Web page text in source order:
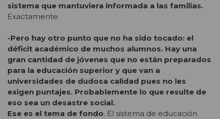
sistema que mantuviera informada a las familias.
Exactamente.
-Pero hay otro punto que no ha sido tocado: el
déficit académico de muchos alumnos. Hay una
gran cantidad de jóvenes que no están preparados
para la educación superior y que van a
universidades de dudosa calidad pues no les
exigen puntajes. Probablemente lo que resulte de
eso sea un desastre social.
Ese es el tema de fondo. El sistema de educación